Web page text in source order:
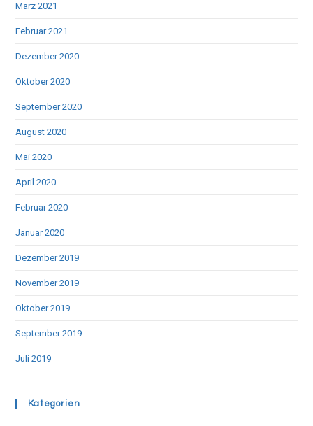
März 2021
Februar 2021
Dezember 2020
Oktober 2020
September 2020
August 2020
Mai 2020
April 2020
Februar 2020
Januar 2020
Dezember 2019
November 2019
Oktober 2019
September 2019
Juli 2019
Kategorien